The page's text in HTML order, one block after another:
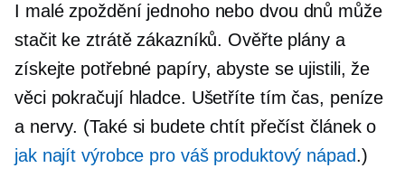
I malé zpoždění jednoho nebo dvou dnů může
stačit ke ztrátě zákazníků. Ověřte plány a
získejte potřebné papíry, abyste se ujistili, že
věci pokračují hladce. Ušetříte tím čas, peníze
a nervy. (Také si budete chtít přečíst článek o
jak najít výrobce pro váš produktový nápad.)